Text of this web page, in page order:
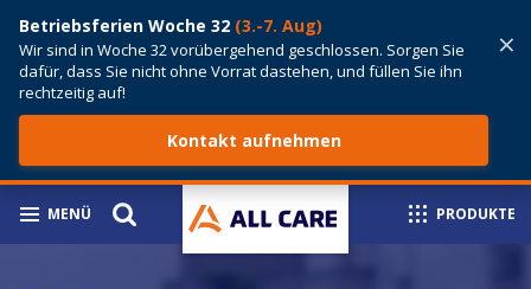
Betriebsferien Woche 32 (3.-7. Aug)
Wir sind in Woche 32 vorübergehend geschlossen. Sorgen Sie
dafür, dass Sie nicht ohne Vorrat dastehen, und füllen Sie ihn
rechtzeitig auf!
Kontakt aufnehmen
×
PRODUKTE
MENÜ